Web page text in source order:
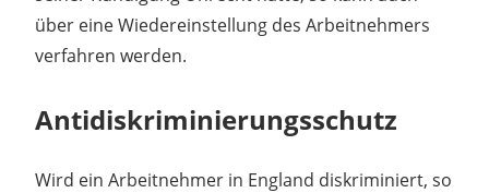
über eine Wiedereinstellung des Arbeitnehmers
verfahren werden.
Antidiskriminierungsschutz
Wird ein Arbeitnehmer in England diskriminiert, so